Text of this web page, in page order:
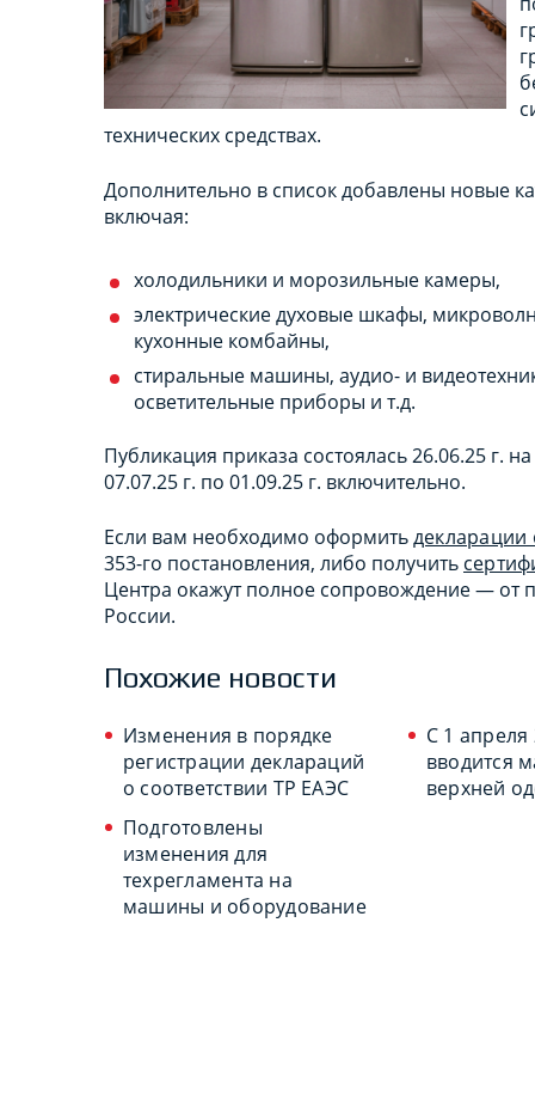
технических средствах.
Дополнительно в список добавлены новые
включая:
холодильники и морозильные камеры,
электрические духовые шкафы,
кухонные комбайны,
стиральные машины, аудио- и
осветительные приборы и т.д.
Публикация приказа состоялась 26.06.25 г.
07.07.25 г. по 01.09.25 г. включительно.
Если вам необходимо оформитьдекларации
353-го постановления, либо получить
Центра окажут полное сопровождение — от
России.
Похожие новости
Изменения в порядке
регистрации деклараций
о соответствии ТР ЕАЭС
Подготовлены
изменения для
техрегламента на
машины и оборудование
С 1 апреля
вводится
верхней